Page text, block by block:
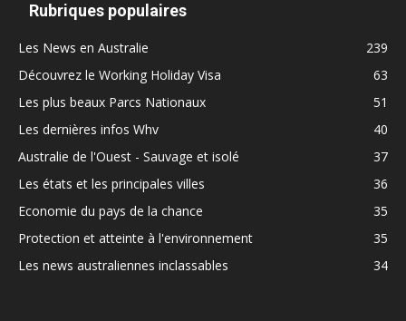
Rubriques populaires
Les News en Australie
239
Découvrez le Working Holiday Visa
63
Les plus beaux Parcs Nationaux
51
Les dernières infos Whv
40
Australie de l'Ouest - Sauvage et isolé
37
Les états et les principales villes
36
Economie du pays de la chance
35
Protection et atteinte à l'environnement
35
Les news australiennes inclassables
34